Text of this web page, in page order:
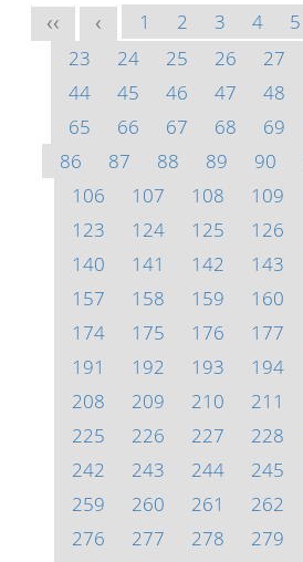
<< < 1 2 3 4 5
23
24 25 26 27
44
45 46 47 48
65
66 67 68 69
86
87 88 89 90
106
107 108 109
123
124 125 126
140
141 142 143
157
158 159 160
174
175 176 177
191
192 193 194
208
209 210 211
225
226 227 228
242
243 244 245
259
260 261 262
276
277 278 279